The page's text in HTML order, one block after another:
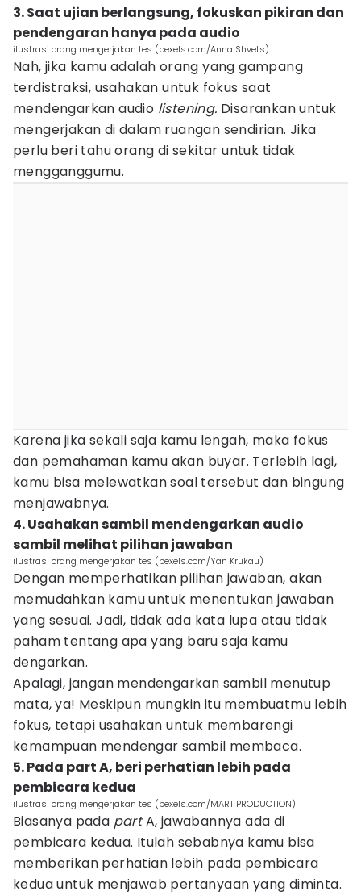
3. Saat ujian berlangsung, fokuskan pikiran dan
pendengaran hanya pada audio
ilustrasi orang mengerjakan tes (pexels.com/Anna Shvets)
Nah, jika kamu adalah orang yang gampang
terdistraksi, usahakan untuk fokus saat
mendengarkan audio listening. Disarankan untuk
mengerjakan di dalam ruangan sendirian. Jika
perlu beri tahu orang di sekitar untuk tidak
mengganggumu.
Karena jika sekali saja kamu lengah, maka fokus
dan pemahaman kamu akan buyar. Terlebih lagi,
kamu bisa melewatkan soal tersebut dan bingung
menjawabnya.
4. Usahakan sambil mendengarkan audio
sambil melihat pilihan jawaban
ilustrasi orang mengerjakan tes (pexels.com/Yan Krukau)
Dengan memperhatikan pilihan jawaban, akan
memudahkan kamu untuk menentukan jawaban
yang sesuai. Jadi, tidak ada kata lupa atau tidak
paham tentang apa yang baru saja kamu
dengarkan.
Apalagi, jangan mendengarkan sambil menutup
mata, ya! Meskipun mungkin itu membuatmu lebih
fokus, tetapi usahakan untuk membarengi
kemampuan mendengar sambil membaca.
5. Pada part A, beri perhatian lebih pada
pembicara kedua
ilustrasi orang mengerjakan tes (pexels.com/MART PRODUCTION)
Biasanya pada partA, jawabannya ada di
pembicara kedua. Itulah sebabnya kamu bisa
memberikan perhatian lebih pada pembicara
kedua untuk menjawab pertanyaan yang diminta.